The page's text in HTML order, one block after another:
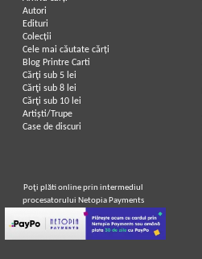
Autori
Edituri
Colecții
Cele mai căutate cărți
Blog Printre Carti
Cărţi sub 5 lei
Cărţi sub 8 lei
Cărţi sub 10 lei
Artiști/Trupe
Case de discuri
Poţi plăti online prin intermediul
procesatorului Netopia Payments